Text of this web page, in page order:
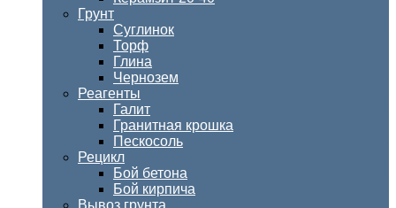
Грунт
Суглинок
Торф
Глина
Чернозем
Реагенты
Галит
Гранитная крошка
Пескосоль
Рецикл
Бой бетона
Бой кирпича
Вывоз грунта